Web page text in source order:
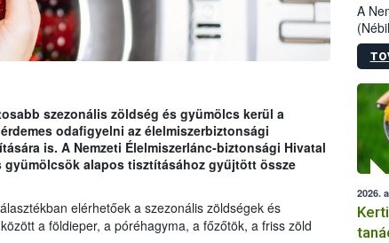
szezonális zöldség és gyümölcs kerül a
odafigyelni az élelmiszerbiztonsági
is. A Nemzeti Élelmiszerlánc-biztonsági Hivatal
gyümölcsök alapos tisztításához gyűjtött össze
elérhetőek a szezonális zöldségek és
a földieper, a póréhagyma, a főzőtök, a friss zöld
A
Az
2026.